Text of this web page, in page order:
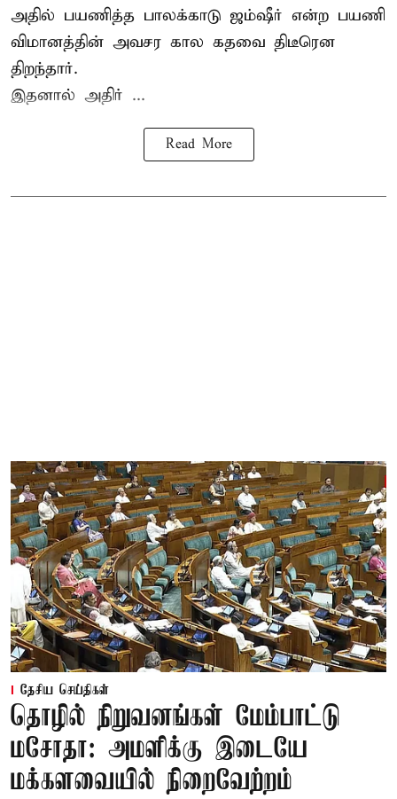
அதில் பயணித்த பாலக்காடு ஜம்ஷீர் என்ற பயணி
விமானத்தின் அவசர கால கதவை திடீரென
திறந்தார்.
இதனால் அதிர் ...
Read More
தேசிய செய்திகள்
தொழில் நிறுவனங்கள் மேம்பாட்டு
மசோதா: அமளிக்கு இடையே
மக்களவையில் நிறைவேற்றம்